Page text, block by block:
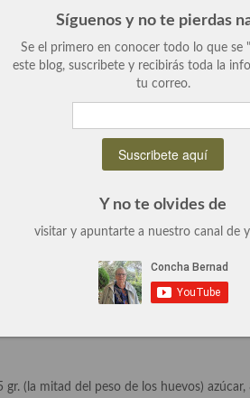
a mi manera, en lugar de manzana le he
de donde la saque, que me perdone el
es una maestra pastelera y me dijo que
repartidas estupendamente.
he puesto una cucharita de café, he
un poco pero después ha sido
con un sabor increíble. Me han felicitado y
plato.
comensales:
(la mitad del peso de los huevos) azúcar,
Síguenos y no te pierdas
Se el primero en conocer todo lo que se
este blog, suscribete y recibirás toda la
tu correo.
Y no te olvides de
visitar y apuntarte a nuestro canal de